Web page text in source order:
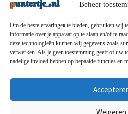
Beheer
Om de beste ervaringen te bieden, gebruiken wij
informatie over je apparaat op te slaan en/of te
deze technologieën kunnen wij gegevens zoals
verwerken. Als je geen toestemming geeft of uw
nadelige invloed hebben op bepaalde functies en
Weigeren
Privacybeleid-Verzending en
voorwaarden-Disclaimert-